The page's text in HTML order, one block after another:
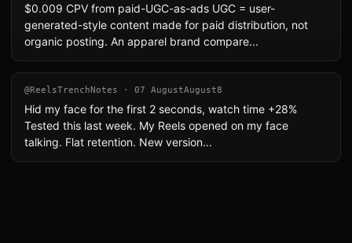
$0.009 CPV from paid-UGC-as-ads UGC = user-
generated-style content made for paid distribution, not
organic posting. An apparel brand compare...
@ReelsTrenchNotes · 07 AugustAugust8
Hid my face for the first 2 seconds, watch time +28%
Tested this last week. My Reels opened on my face
talking. Flat retention. New version...